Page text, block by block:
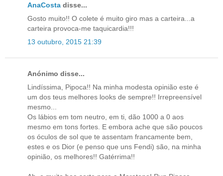
AnaCosta disse...
Gosto muito!! O colete é muito giro mas a carteira...a
carteira provoca-me taquicardia!!!
13 outubro, 2015 21:39
Anónimo disse...
Lindíssima, Pipoca!! Na minha modesta opinião este é
um dos teus melhores looks de sempre!! Irrepreensível
mesmo...
Os lábios em tom neutro, em ti, dão 1000 a 0 aos
mesmo em tons fortes. E embora ache que são poucos
os óculos de sol que te assentam francamente bem,
estes e os Dior (e penso que uns Fendi) são, na minha
opinião, os melhores!! Gatérrima!!